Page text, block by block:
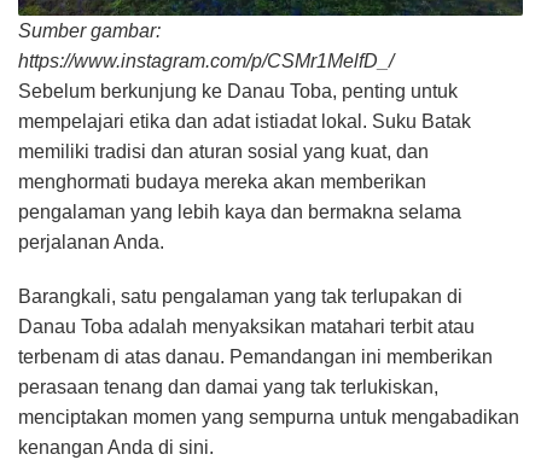
Sumber gambar:
https://www.instagram.com/p/CSMr1MelfD_/
Sebelum berkunjung ke Danau Toba, penting untuk
mempelajari etika dan adat istiadat lokal. Suku Batak
memiliki tradisi dan aturan sosial yang kuat, dan
menghormati budaya mereka akan memberikan
pengalaman yang lebih kaya dan bermakna selama
perjalanan Anda.
Barangkali, satu pengalaman yang tak terlupakan di
Danau Toba adalah menyaksikan matahari terbit atau
terbenam di atas danau. Pemandangan ini memberikan
perasaan tenang dan damai yang tak terlukiskan,
menciptakan momen yang sempurna untuk mengabadikan
kenangan Anda di sini.